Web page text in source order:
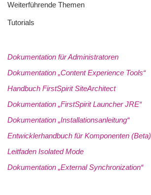
Weiterführende Themen
Tutorials
Dokumentation für Administratoren
Dokumentation „Content Experience Tools“
Handbuch FirstSpirit SiteArchitect
Dokumentation „FirstSpirit Launcher JRE“
Dokumentation „Installationsanleitung“
Entwicklerhandbuch für Komponenten (Beta)
Leitfaden Isolated Mode
Dokumentation „External Synchronization“